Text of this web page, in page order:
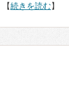
続きを読む】